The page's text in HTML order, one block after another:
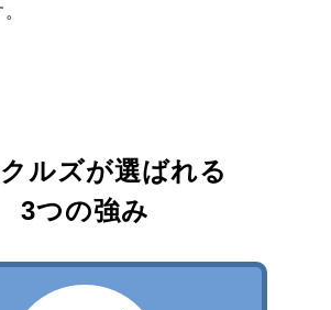
ルズが選ばれる
3つの強み